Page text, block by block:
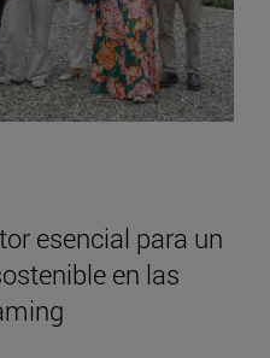
esencial para un
en las